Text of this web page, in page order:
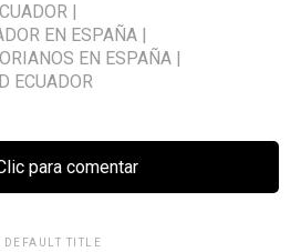
EN ESPAÑA
EN ESPAÑA
ECUADOR
para comentar
DEFAULT TITLE